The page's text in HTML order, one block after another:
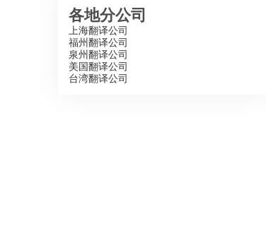
各地分公司
上海翻译公司
福州翻译公司
泉州翻译公司
美国翻译公司
台湾翻译公司